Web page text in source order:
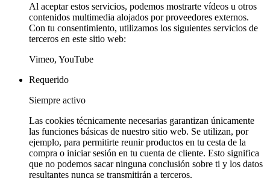
Al aceptar estos servicios, podemos mostrarte vídeos u otros
contenidos multimedia alojados por proveedores externos.
Con tu consentimiento, utilizamos los siguientes servicios de
terceros en este sitio web:
Vimeo, YouTube
Requerido
Siempre activo
Las cookies técnicamente necesarias garantizan únicamente
las funciones básicas de nuestro sitio web. Se utilizan, por
ejemplo, para permitirte reunir productos en tu cesta de la
compra o iniciar sesión en tu cuenta de cliente. Esto significa
que no podemos sacar ninguna conclusión sobre ti y los datos
resultantes nunca se transmitirán a terceros.